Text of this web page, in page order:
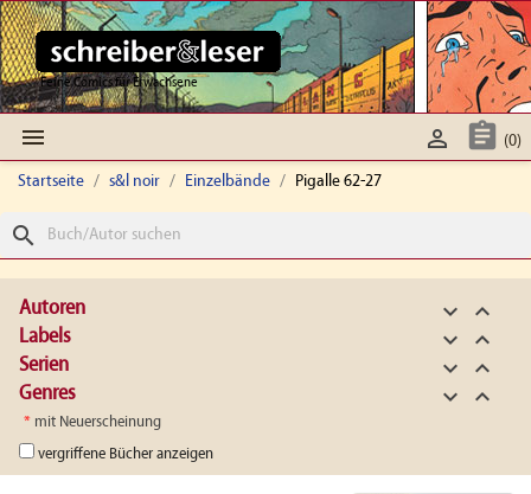
Feine Comics für Erwachsene
  (0)

Startseite s&l noir Einzelbände Pigalle 62-27
search
Autoren  
Labels  
Serien  
Genres  
* mit Neuerscheinung
vergriffene Bücher anzeigen